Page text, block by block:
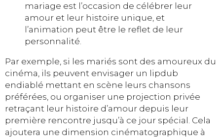
mariage est l’occasion de célébrer leur
amour et leur histoire unique, et
l’animation peut être le reflet de leur
personnalité.
Par exemple, si les mariés sont des amoureux du
cinéma, ils peuvent envisager un lipdub
endiablé mettant en scène leurs chansons
préférées, ou organiser une projection privée
retraçant leur histoire d’amour depuis leur
première rencontre jusqu’à ce jour spécial. Cela
ajoutera une dimension cinématographique à